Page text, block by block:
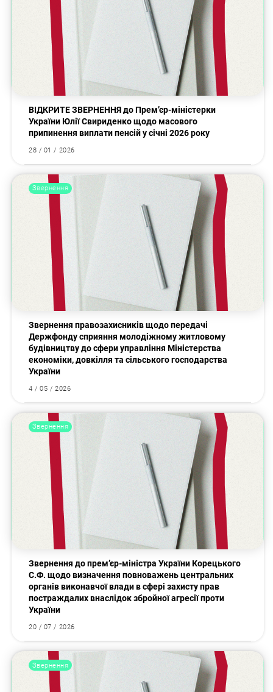
ВІДКРИТЕ ЗВЕРНЕННЯ до Прем’єр-міністерки
України Юлії Свириденко щодо масового
припинення виплати пенсій у січні 2026 року
28 / 01 / 2026
Звернення
Звернення правозахисників щодо передачі
Держфонду сприяння молодіжному житловому
будівництву до сфери управління Міністерства
економіки, довкілля та сільського господарства
України
4 / 05 / 2026
Звернення
Звернення до прем’єр-міністра України Корецького
С.Ф. щодо визначення повноважень центральних
органів виконавчої влади в сфері захисту прав
постраждалих внаслідок збройної агресії проти
України
20 / 07 / 2026
Звернення